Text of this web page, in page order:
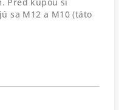
sa M12 a M10 (táto